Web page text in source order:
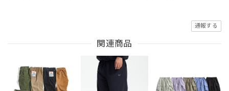
通報する
関連商品